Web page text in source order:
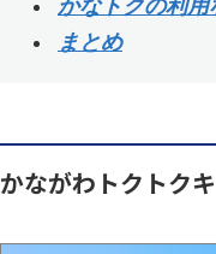
かなトクの利用
まとめ
かながわトクトク